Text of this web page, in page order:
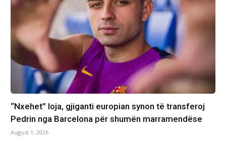
“Nxehet” loja, gjiganti europian synon të transferoj
Pedrin nga Barcelona për shumën marramendëse
August 1, 2026